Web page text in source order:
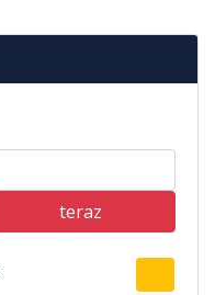
teraz